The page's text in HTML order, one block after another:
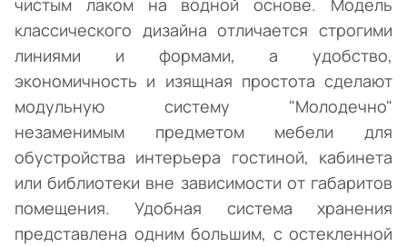
чистым лаком на водной основе. Модель
классического дизайна отличается строгими
линиями и формами, а удобство,
экономичность и изящная простота сделают
модульную систему "Молодечно"
незаменимым предметом мебели для
обустройства интерьера гостиной, кабинета
или библиотеки вне зависимости от габаритов
помещения. Удобная система хранения
представлена одним большим, с остекленной